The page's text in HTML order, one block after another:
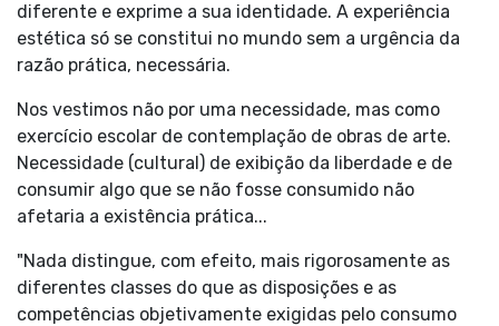
diferente e exprime a sua identidade. A experiência
estética só se constitui no mundo sem a urgência da
razão prática, necessária.
Nos vestimos não por uma necessidade, mas como
exercício escolar de contemplação de obras de arte.
Necessidade (cultural) de exibição da liberdade e de
consumir algo que se não fosse consumido não
afetaria a existência prática...
"Nada distingue, com efeito, mais rigorosamente as
diferentes classes do que as disposições e as
competências objetivamente exigidas pelo consumo